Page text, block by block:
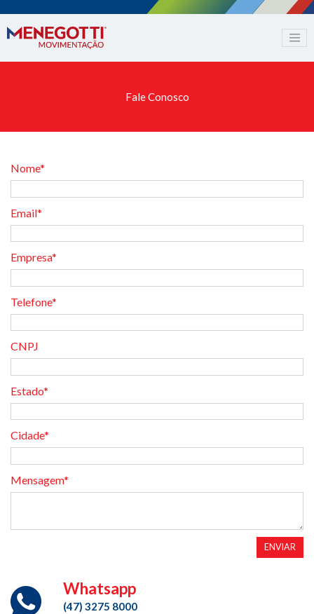
Fale Conosco
Nome*
Email*
Empresa*
Telefone*
CNPJ
Estado*
Cidade*
Mensagem*
ENVIAR
Whatsapp
(47) 3275 8000